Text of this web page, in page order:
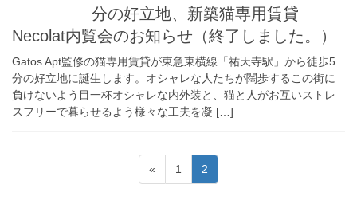
分の好立地、新築猫専用賃貸
Necolat内覧会のお知らせ（終了しました。）
Gatos Apt監修の猫専用賃貸が東急東横線「祐天寺駅」から徒歩5
分の好立地に誕生します。オシャレな人たちが闊歩するこの街に
負けないよう目一杯オシャレな内外装と、猫と人がお互いストレ
スフリーで暮らせるよう様々な工夫を凝 […]
«
固
定
1
固
定
2